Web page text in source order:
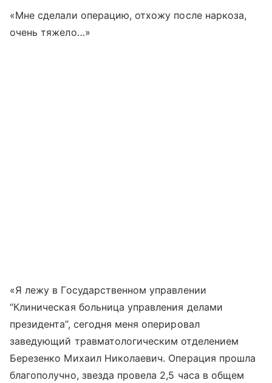
«Мне сделали операцию, отхожу после наркоза,
очень тяжело…»
«Я лежу в Государственном управлении
“Клиническая больница управления делами
президента”, сегодня меня оперировал
заведующий травматологическим отделением
Березенко Михаил Николаевич. Операция прошла
благополучно, звезда провела 2,5 часа в общем